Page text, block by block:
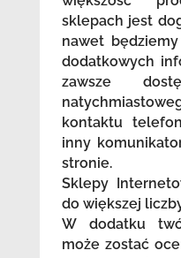
sklepach jest
nawet
dodatkowych
zawsze
kontaktu
inny
stronie.
Sklepy
do większej
W dodatku
może zostać